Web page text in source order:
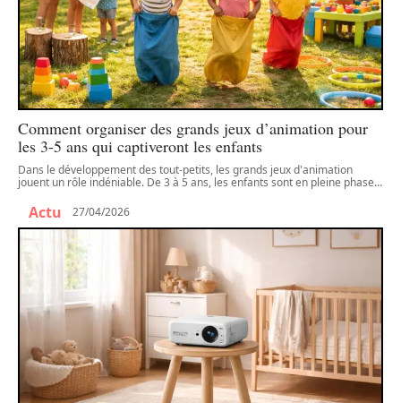
Comment organiser des grands jeux d’animation pour
les 3-5 ans qui captiveront les enfants
Dans le développement des tout-petits, les grands jeux d'animation
jouent un rôle indéniable. De 3 à 5 ans, les enfants sont en pleine phase…
Actu 27/04/2026